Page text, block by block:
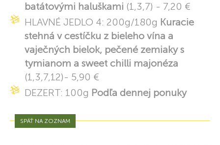
batátovými haluškami (1,3,7) - 7,20 €
HLAVNÉ JEDLO 4: 200g/180g Kuracie
stehná v cestíčku z bieleho vína a
vaječných bielok, pečené zemiaky s
tymianom a sweet chilli majonéza
(1,3,7,12)- 5,90 €
DEZERT: 100g Podľa dennej ponuky
SPÄŤ NA ZOZNAM